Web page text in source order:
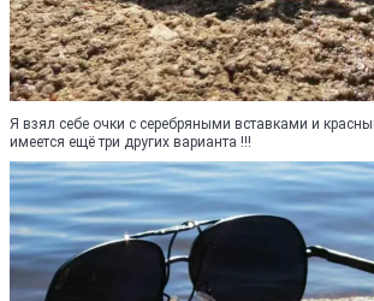
Я взял себе очки с серебряными вставками и
имеется ещё три других варианта !!!